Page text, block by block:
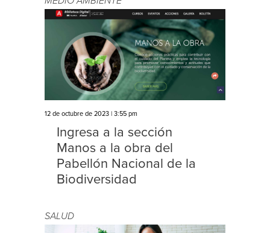
12 de octubre de 2023 | 3:55 pm
Ingresa a la sección
Manos a la obra del
Pabellón Nacional de la
Biodiversidad
SALUD